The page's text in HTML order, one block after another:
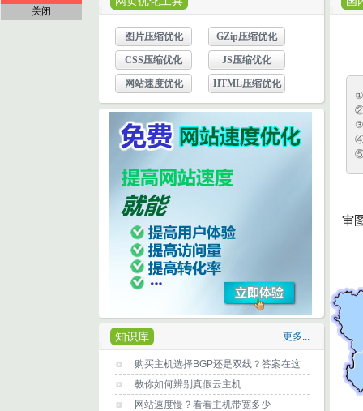
图片压缩优化 GZip压缩优化
CSS压缩优化 JS压缩优化
网站速度优化 HTML压缩优化
知识库 更多...
购买主机选择BGP还是双线？答案在这
教你如何辨别真假云主机
网站速度慢？看看主机带宽多少
②
④
⑤
关闭